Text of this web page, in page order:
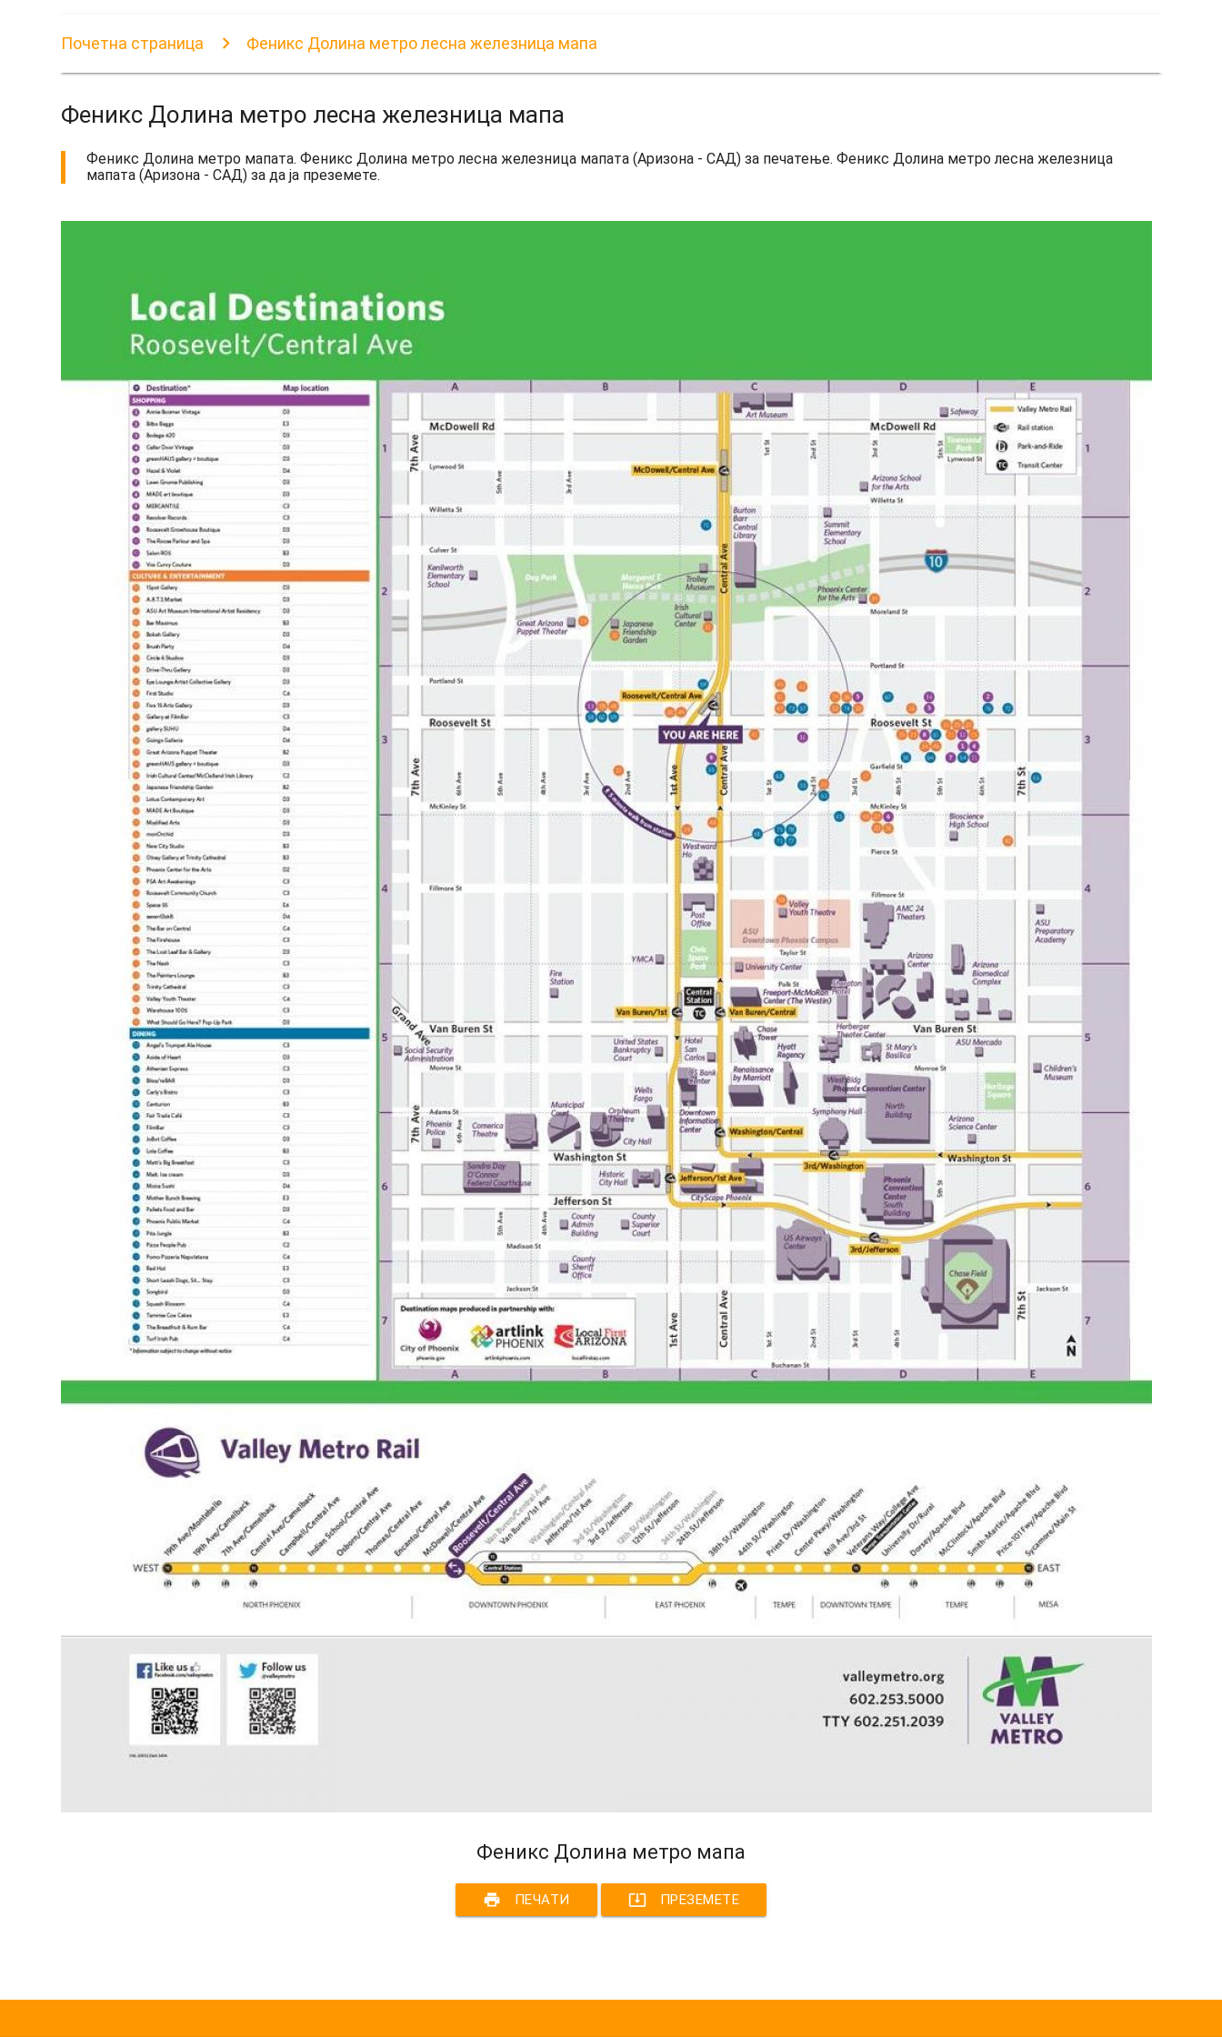
Почетна страница Феникс Долина метро лесна железница мапа
Феникс Долина метро лесна железница мапа
Феникс Долина метро мапата. Феникс Долина метро лесна железница мапата (Аризона - САД) за печатење. Феникс Долина метро лесна железница
мапата (Аризона - САД) за да ја преземете.
Феникс Долина метро мапа
print ПЕЧАТИ system_update_alt ПРЕЗЕМЕТЕ